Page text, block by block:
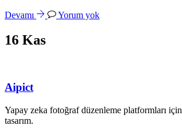
Devamı Yorum yok
16 Kas
Aipict
Yapay zeka fotoğraf düzenleme platformları
tasarım.